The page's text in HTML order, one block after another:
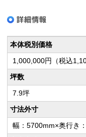
本体税別価格
1,000,000円（税込
坪数
7.9坪
寸法外寸
幅：5700mm×奥行き